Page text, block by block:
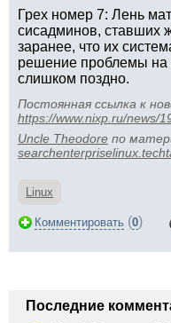
Грех номер 7: Лень
сисадминов, ставших
заранее, что их
решение проблемы на
слишком поздно.
Постоянная ссылка к
https://www.nixp.ru/news/
Uncle Theodore по
Linux
Комментировать (0)
Последние